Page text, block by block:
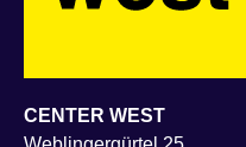
CENTER WEST